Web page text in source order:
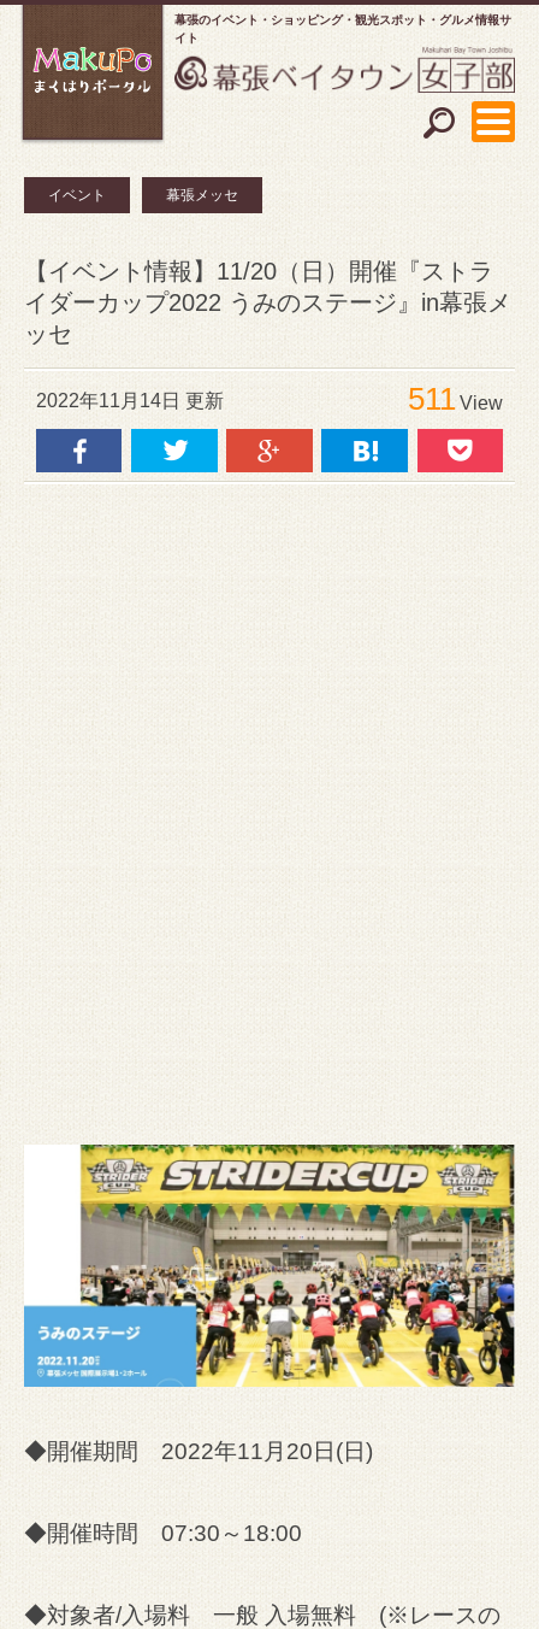
幕張のイベント・ショッピング
観光スポット・グルメ情報サ
イト
イベント 幕張メッセ
【イベント情報】11/20（日）開催『ストラ
イダーカップ2022 うみのステージ』in幕張メ
ッセ
2022年11月14日 更新 511View
◆開催期間 2022年11月20日(日)
◆開催時間 07:30～18:00
◆対象者/入場料 一般 入場無料 (※レースの